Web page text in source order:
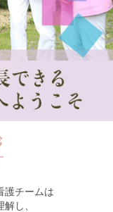
チームは
し、